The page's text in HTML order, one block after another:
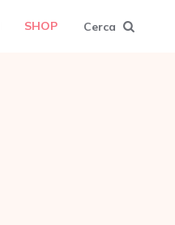
SHOP Cerca